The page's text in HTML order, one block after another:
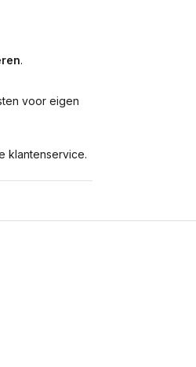
.
voor eigen
klantenservice.